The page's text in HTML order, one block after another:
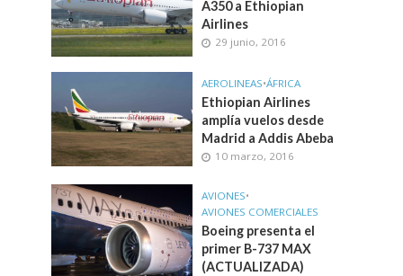
A350 a Ethiopian
Airlines
29 junio, 2016
AEROLINEAS•ÁFRICA
Ethiopian Airlines
amplía vuelos desde
Madrid a Addis Abeba
10 marzo, 2016
AVIONES•
AVIONES COMERCIALES
Boeing presenta el
primer B-737 MAX
(ACTUALIZADA)